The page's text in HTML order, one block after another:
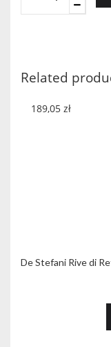
Related
De Stefani Rive di
189,05 zł